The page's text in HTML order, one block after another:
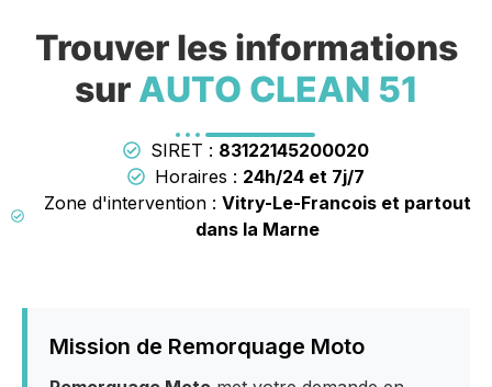
Trouver les informations
sur AUTO CLEAN 51
SIRET : 83122145200020
Horaires : 24h/24 et 7j/7
Zone d'intervention :Vitry-Le-Francois et partout
dans la Marne
Mission de Remorquage Moto